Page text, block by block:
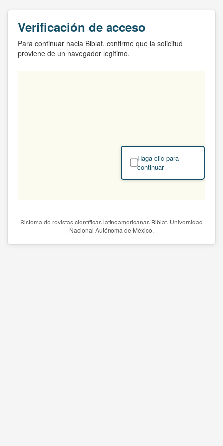
Verificación de acceso
Para continuar hacia Biblat, confirme que la solicitud
proviene de un navegador legítimo.
Haga clic para
continuar
Sistema de revistas científicas latinoamericanas Biblat. Universidad
Nacional Autónoma de México.